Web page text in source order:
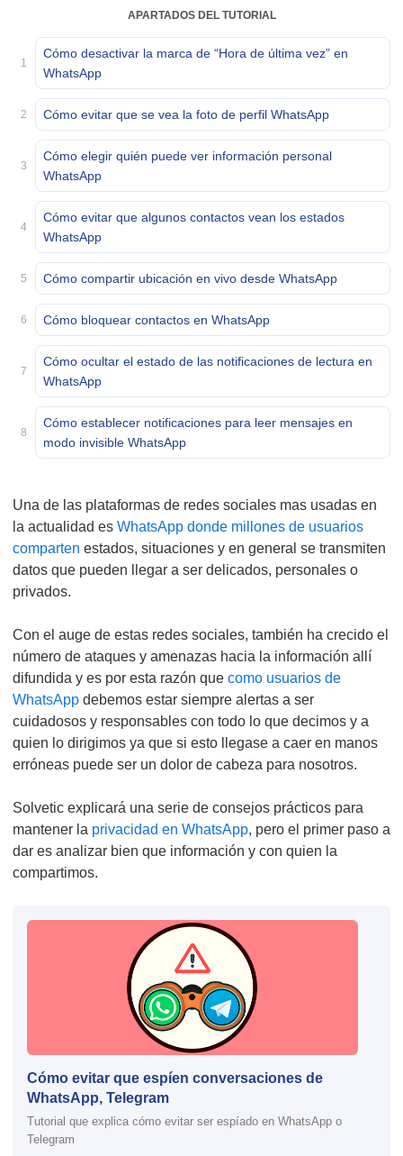
APARTADOS DEL TUTORIAL
1
Cómo desactivar la marca de “Hora de última vez” en
WhatsApp
2 Cómo evitar que se vea la foto de perfil WhatsApp
3
Cómo elegir quién puede ver información personal
WhatsApp
4
Cómo evitar que algunos contactos vean los estados
WhatsApp
5 Cómo compartir ubicación en vivo desde WhatsApp
6 Cómo bloquear contactos en WhatsApp
7
Cómo ocultar el estado de las notificaciones de lectura en
WhatsApp
8
Cómo establecer notificaciones para leer mensajes en
modo invisible WhatsApp
Una de las plataformas de redes sociales mas usadas en
la actualidad es WhatsApp donde millones de usuarios
comparten estados, situaciones y en general se transmiten
datos que pueden llegar a ser delicados, personales o
privados.
Con el auge de estas redes sociales, también ha crecido el
número de ataques y amenazas hacia la información allí
difundida y es por esta razón que como usuarios de
WhatsApp debemos estar siempre alertas a ser
cuidadosos y responsables con todo lo que decimos y a
quien lo dirigimos ya que si esto llegase a caer en manos
erróneas puede ser un dolor de cabeza para nosotros.
Solvetic explicará una serie de consejos prácticos para
mantener la privacidad en WhatsApp, pero el primer paso a
dar es analizar bien que información y con quien la
compartimos.
Cómo evitar que espíen conversaciones de
WhatsApp, Telegram
Tutorial que explica cómo evitar ser espíado en WhatsApp o
Telegram